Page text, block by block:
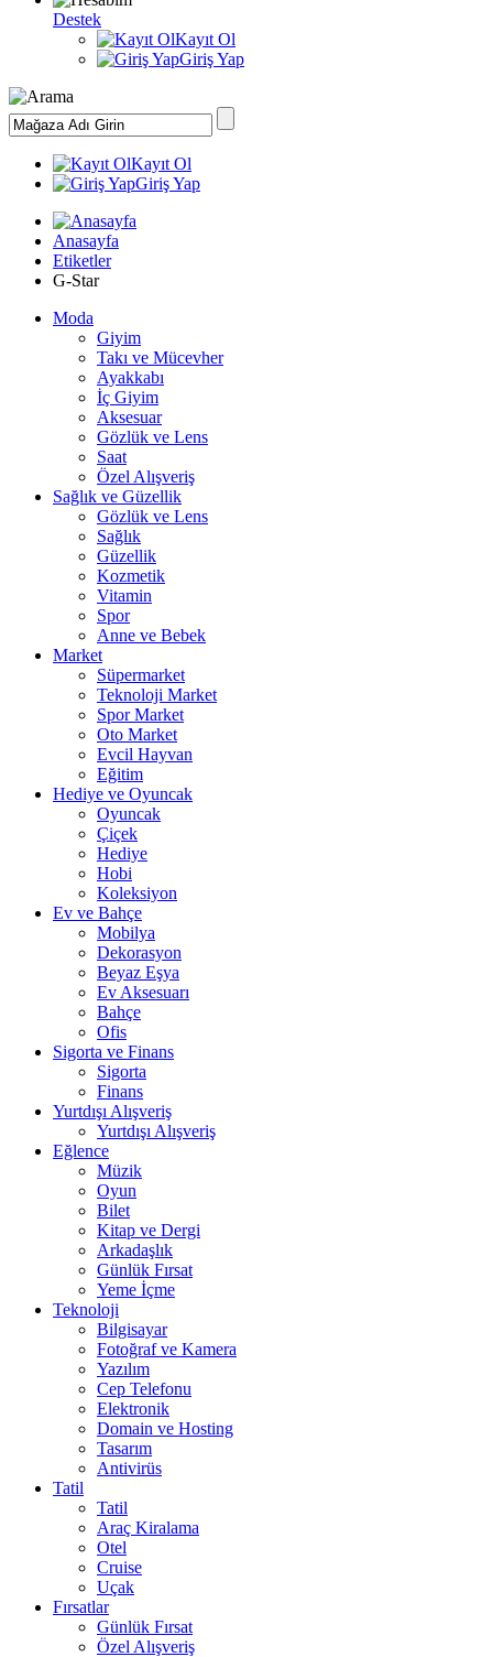
Destek
Kayıt Ol
Giriş Yap
Kayıt Ol
Giriş Yap
Anasayfa
Etiketler
G-Star
Moda
Giyim
Takı ve Mücevher
Ayakkabı
İç Giyim
Aksesuar
Gözlük ve Lens
Saat
Özel Alışveriş
Sağlık ve Güzellik
Gözlük ve Lens
Sağlık
Güzellik
Kozmetik
Vitamin
Spor
Anne ve Bebek
Market
Süpermarket
Teknoloji Market
Spor Market
Oto Market
Evcil Hayvan
Eğitim
Hediye ve Oyuncak
Oyuncak
Çiçek
Hediye
Hobi
Koleksiyon
Ev ve Bahçe
Mobilya
Dekorasyon
Beyaz Eşya
Ev Aksesuarı
Bahçe
Ofis
Sigorta ve Finans
Sigorta
Finans
Yurtdışı Alışveriş
Yurtdışı Alışveriş
Eğlence
Müzik
Oyun
Bilet
Kitap ve Dergi
Arkadaşlık
Günlük Fırsat
Yeme İçme
Teknoloji
Bilgisayar
Fotoğraf ve Kamera
Yazılım
Cep Telefonu
Elektronik
Domain ve Hosting
Tasarım
Antivirüs
Tatil
Tatil
Araç Kiralama
Otel
Cruise
Uçak
Fırsatlar
Günlük Fırsat
Özel Alışveriş